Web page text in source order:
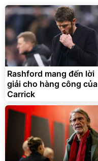
3.000.000đ
2.143.650đ
Flash Sale
Bạt phủ xe ô tô cao cấp,
tráng nhôm 03 lớp
Rashford mang đến lời
giải cho hàng công của
Carrick